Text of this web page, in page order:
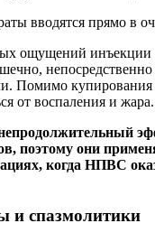
вводятся прямо в
ощущений инъекции
непосредственно
Помимо
от воспаления и жара.
поэтому они
когда НПВС
и спазмолитики